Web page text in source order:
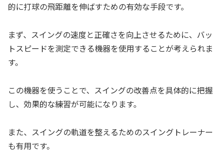
的に打球の飛距離を伸ばすための有効な手段です。
まず、スイングの速度と正確さを向上させるために、バッ
トスピードを測定できる機器を使用することが考えられま
す。
この機器を使うことで、スイングの改善点を具体的に把握
し、効果的な練習が可能になります。
また、スイングの軌道を整えるためのスイングトレーナー
も有用です。